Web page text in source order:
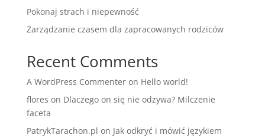
Pokonaj strach i niepewność
Zarządzanie czasem dla zapracowanych rodziców
Recent Comments
A WordPress Commenteron Hello world!
flores on Dlaczego on się nie odzywa? Milczenie
faceta
PatrykTarachon.pl on Jak odkryć i mówić językiem